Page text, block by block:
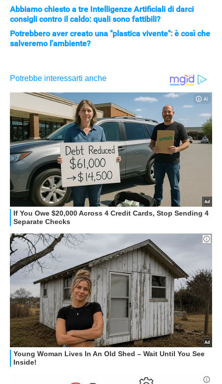
Abbiamo chiesto a tre Intelligenze Artificiali di darci
consigli contro il caldo: quali sono fattibili?
Potrebbero aver creato una "plastica vivente": è così che
salveremo l'ambiente?